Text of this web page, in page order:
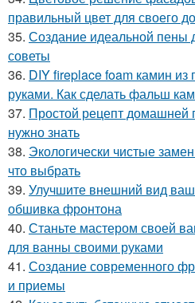
правильный цвет для своего
35. Создание идеальной пены
советы
36. DIY fireplace foam камин из
руками. Как сделать фальш
37. Простой рецепт домашней
нужно знать
38. Экологически чистые
что выбрать
39. Улучшите внешний вид
обшивка фронтона
40. Станьте мастером своей
для ванны своими руками
41. Создание современного
и приемы